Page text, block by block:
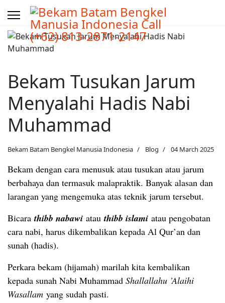
Bekam Tusukan Jarum
Menyalahi Hadis Nabi
Muhammad
Bekam Batam Bengkel Manusia Indonesia Blog 04 March 2025
Bekam dengan cara menusuk atau tusukan atau jarum
berbahaya dan termasuk malapraktik. Banyak alasan dan
larangan yang mengemuka atas teknik jarum tersebut.
Bicarathibb nabawi atauthibb islami atau pengobatan
cara nabi, harus dikembalikan kepada Al Qur’an dan
sunah (hadis).
Perkara bekam (hijamah) marilah kita kembalikan
kepada sunah Nabi Muhammad Shallallahu ’Alaihi
Wasallam yang sudah pasti.